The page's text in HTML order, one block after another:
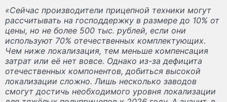
«Сейчас производители прицепной техники могут
рассчитывать на господдержку в размере до 10% от
цены, но не более 500 тыс. рублей, если они
используют 70% отечественных комплектующих.
Чем ниже локализация, тем меньше компенсация
затрат или её нет вовсе. Однако из-за дефицита
отечественных компонентов, добиться высокой
локализации сложно. Лишь несколько заводов
смогут достичь необходимого уровня локализации